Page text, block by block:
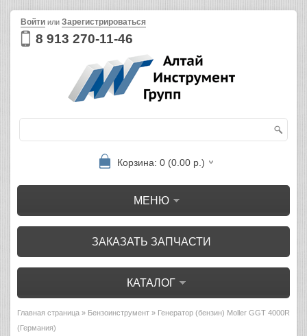
8 913 270-11-46
Войти или Зарегистрироваться
Корзина: 0 (0.00 р.)
МЕНЮ
ЗАКАЗАТЬ ЗАПЧАСТИ
КАТАЛОГ
Главная страница » Бензоинструмент » Генератор (бензин) Moller GGT 4000R
(Германия)